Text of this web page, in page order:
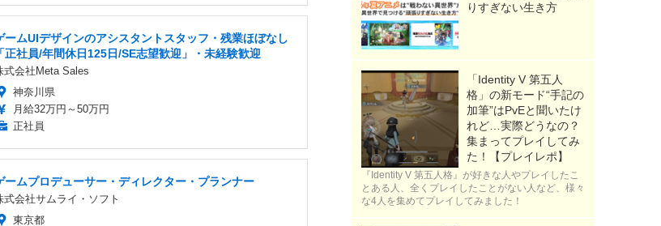
ームUIデザインのアシスタントスタッフ・残業ほぼなし
「正社員/年間休日125日/SE志望歓迎」・未経験歓迎
式会社Meta Sales
神奈川県
月給32万円～50万円
正社員
ームプロデューサー・ディレクター・プランナー
式会社サムライ・ソフト
東京都
りすぎない生き方
「Identity V 第五人
格」の新モード“手記の
加筆”はPvEと聞いたけ
れど…実際どうなの？
集まってプレイしてみ
た！【プレイレポ】
『Identity V 第五人格』が好きな人やプレイしたこ
とある人、全くプレイしたことがない人など、様々
な4人を集めてプレイしてみました！